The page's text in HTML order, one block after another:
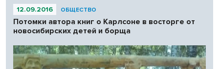
12.09.2016 ОБЩЕСТВО
Потомки автора книг о Карлсоне в восторге от
новосибирских детей и борща